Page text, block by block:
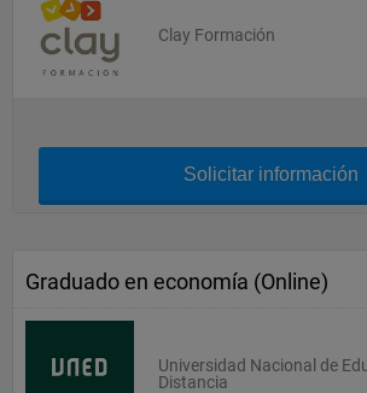
Clay Formación
Solicitar información
Graduado en economía (Online)
Universidad Nacional de
Distancia